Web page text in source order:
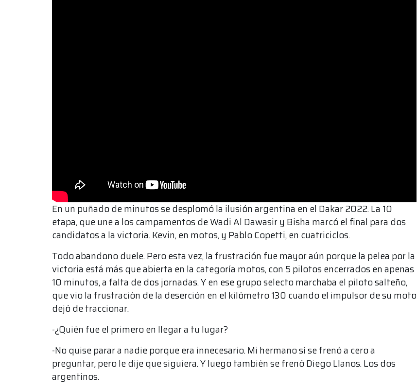
En un puñado de minutos se desplomó la ilusión argentina en el Dakar 2022. La 10
etapa, que une a los campamentos de Wadi Al Dawasir y Bisha marcó el final para dos
candidatos a la victoria. Kevin, en motos, y Pablo Copetti, en cuatriciclos.
Todo abandono duele. Pero esta vez, la frustración fue mayor aún porque la pelea por la
victoria está más que abierta en la categoría motos, con 5 pilotos encerrados en apenas
10 minutos, a falta de dos jornadas. Y en ese grupo selecto marchaba el piloto salteño,
que vio la frustración de la deserción en el kilómetro 130 cuando el impulsor de su moto
dejó de traccionar.
-¿Quién fue el primero en llegar a tu lugar?
-No quise parar a nadie porque era innecesario. Mi hermano sí se frenó a cero a
preguntar, pero le dije que siguiera. Y luego también se frenó Diego Llanos. Los dos
argentinos.